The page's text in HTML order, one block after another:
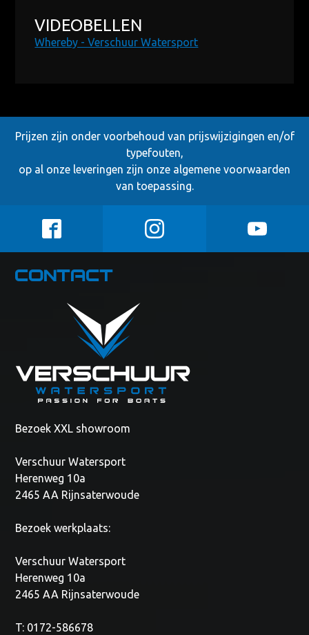
VIDEOBELLEN
Whereby - Verschuur Watersport
Prijzen zijn onder voorbehoud van prijswijzigingen en/of
typefouten,
op al onze leveringen zijn onze algemene voorwaarden
van toepassing.
Contact
Bezoek XXL showroom
Verschuur Watersport
Herenweg 10a
2465 AA Rijnsaterwoude
Bezoek werkplaats:
Verschuur Watersport
Herenweg 10a
2465 AA Rijnsaterwoude
T: 0172-586678